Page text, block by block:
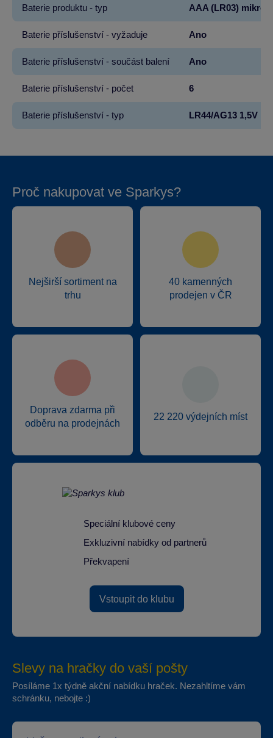
Baterie produktu - typ AAA (LR03)
Baterie příslušenství - vyžaduje Ano
Baterie příslušenství - součást balení Ano
Baterie příslušenství - počet 6
Baterie příslušenství - typ LR44/AG13 1,5V
Proč nakupovat ve Sparkys?
Nejširší sortiment na
trhu
40 kamenných
prodejen v ČR
Doprava zdarma při
odběru na prodejnách
22 220 výdejních míst
Speciální klubové ceny
Exkluzivní nabídky od partnerů
Překvapení
Vstoupit do klubu
Slevy na hračky do vaší pošty
Posíláme 1x týdně akční nabídku hraček. Nezahltíme vám
schránku, nebojte :)